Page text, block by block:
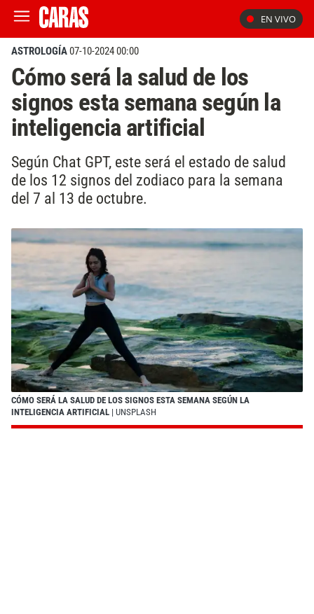
EN VIVO
ASTROLOGÍA07-10-2024 00:00
Cómo será la salud de los
signos esta semana según la
inteligencia artificial
Según Chat GPT, este será el estado de salud
de los 12 signos del zodiaco para la semana
del 7 al 13 de octubre.
CÓMO SERÁ LA SALUD DE LOS SIGNOS ESTA SEMANA SEGÚN LA
INTELIGENCIA ARTIFICIAL | UNSPLASH